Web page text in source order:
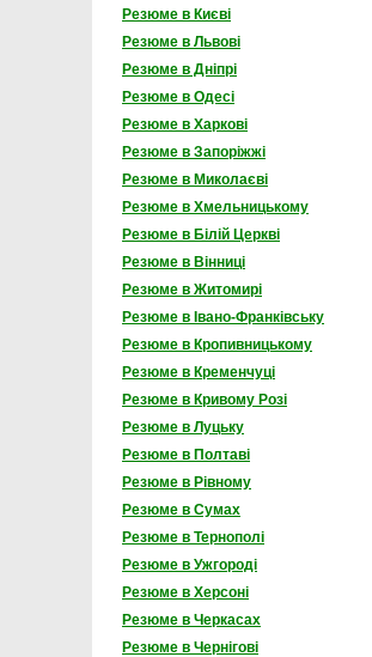
Резюме в Києві
Резюме в Львові
Резюме в Дніпрі
Резюме в Одесі
Резюме в Харкові
Резюме в Запоріжжі
Резюме в Миколаєві
Резюме в Хмельницькому
Резюме в Білій Церкві
Резюме в Вінниці
Резюме в Житомирі
Резюме в Івано-Франківську
Резюме в Кропивницькому
Резюме в Кременчуці
Резюме в Кривому Розі
Резюме в Луцьку
Резюме в Полтаві
Резюме в Рівному
Резюме в Сумах
Резюме в Тернополі
Резюме в Ужгороді
Резюме в Херсоні
Резюме в Черкасах
Резюме в Чернігові